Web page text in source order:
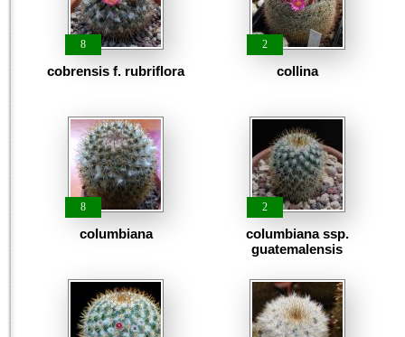
8
cobrensis f. rubriflora
2
collina
8
columbiana
2
columbiana ssp.
guatemalensis